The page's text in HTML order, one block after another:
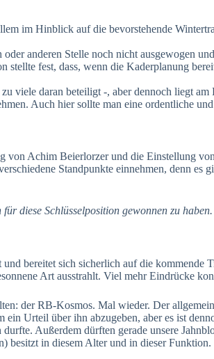
im Hinblick auf die bevorstehende
anderen Stelle noch nicht ausgewogen
fest, dass, wenn die Kaderplanung
viele daran beteiligt -, aber dennoch liegt
Auch hier sollte man eine ordentliche
Achim Beierlorzer und die Einstellung
Standpunkte einnehmen, denn
diese Schlüsselposition gewonnen zu
bereitet sich sicherlich auf die kommende
Art ausstrahlt. Viel mehr Eindrücke
der RB-Kosmos. Mal wieder. Der
Urteil über ihn abzugeben, aber es ist
Außerdem dürften gerade unsere
besitzt in diesem Alter und in dieser Funktion.